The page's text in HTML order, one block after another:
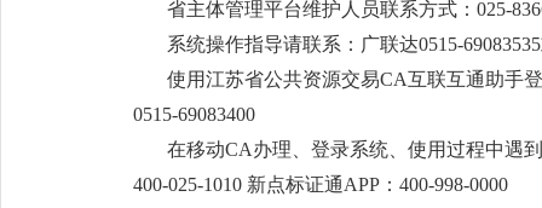
省主体管理平台维护人员联系方式：025-
系统操作指导请联系：广联达0515-69083535
使用江苏省公共资源交易CA互联互通助手
0515-69083400
在移动CA办理、登录系统、使用过程中遇
400-025-1010 新点标证通APP：400-998-0000